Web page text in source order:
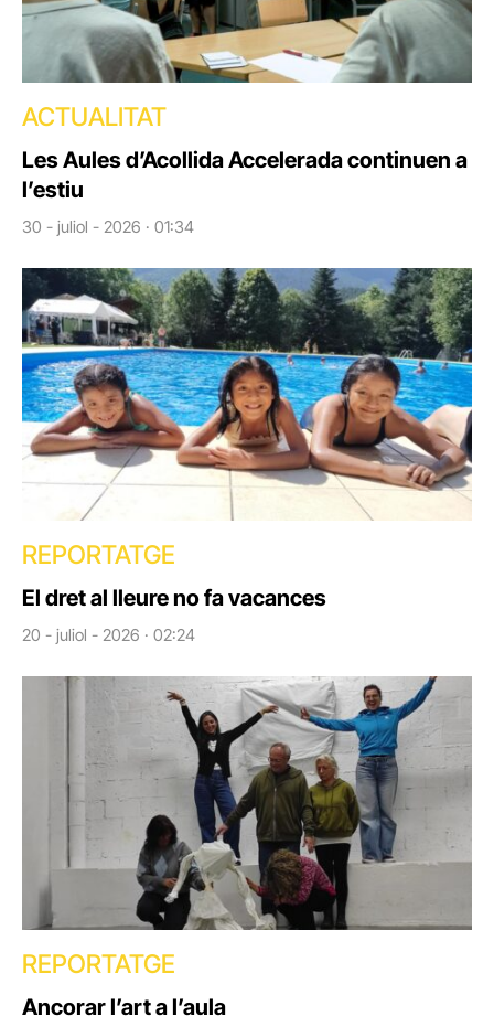
ACTUALITAT
Les Aules d’Acollida Accelerada continuen a
l’estiu
30 - juliol - 2026 · 01:34
REPORTATGE
El dret al lleure no fa vacances
20 - juliol - 2026 · 02:24
REPORTATGE
Ancorar l’art a l’aula